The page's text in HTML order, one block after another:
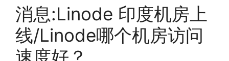
消息:Linode 印度机房上
线/Linode哪个机房访问
速度好？